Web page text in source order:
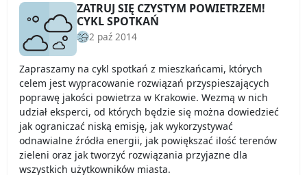
ZATRUJ SIĘ CZYSTYM POWIETRZEM!
CYKL SPOTKAŃ
2 paź 2014
Zapraszamy na cykl spotkań z mieszkańcami, których
celem jest wypracowanie rozwiązań przyspieszających
poprawę jakości powietrza w Krakowie. Wezmą w nich
udział eksperci, od których będzie się można dowiedzieć
jak ograniczać niską emisję, jak wykorzystywać
odnawialne źródła energii, jak powiększać ilość terenów
zieleni oraz jak tworzyć rozwiązania przyjazne dla
wszystkich użytkowników miasta.